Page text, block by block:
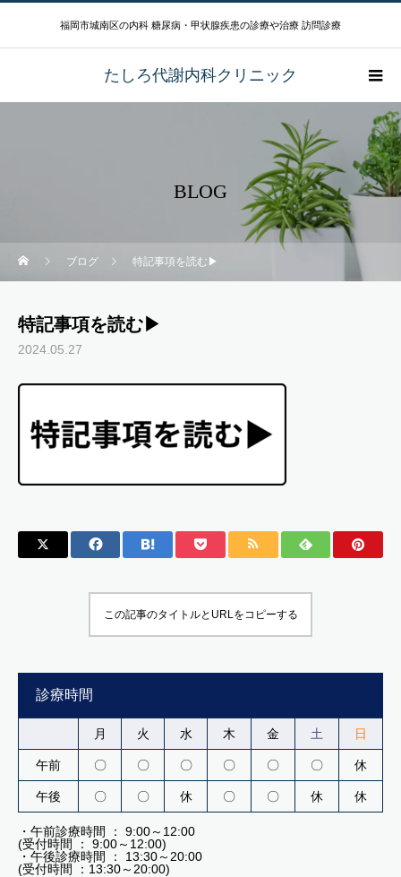
福岡市城南区の内科 糖尿病・甲状腺疾患の診療や治療 訪問診療
たしろ代謝内科クリニック
BLOG
ブログ 特記事項を読む▶
特記事項を読む▶
2024.05.27
この記事のタイトルとURLをコピーする
診療時間
月 火 水 木 金 土 日
午前 〇 〇 〇 〇 〇 〇 休
午後 〇 〇 休 〇 〇 休 休
・午前診療時間 ： 9:00～12:00
(受付時間 ： 9:00～12:00)
・午後診療時間 ： 13:30～20:00
(受付時間 ：13:30～20:00)